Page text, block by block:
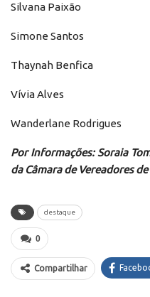
Silvana Paixão
Simone Santos
Thaynah Benfica
Vívia Alves
Wanderlane Rodrigues
Por Informações: Soraia
da Câmara de Vereadores
destaque
0
Compartilhar